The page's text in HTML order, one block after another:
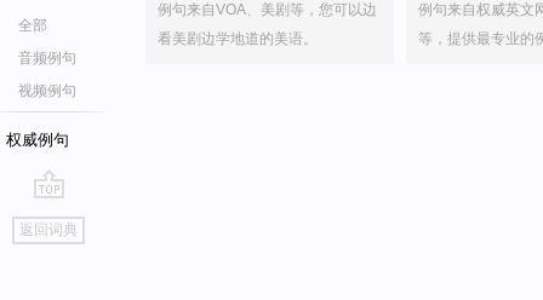
全部
音频例句
视频例句
权威例句
go
top
返回词典
例句来自VOA、美剧等，您可以边
看美剧边学地道的美语。
例句来自权威英文
等，提供最专业的